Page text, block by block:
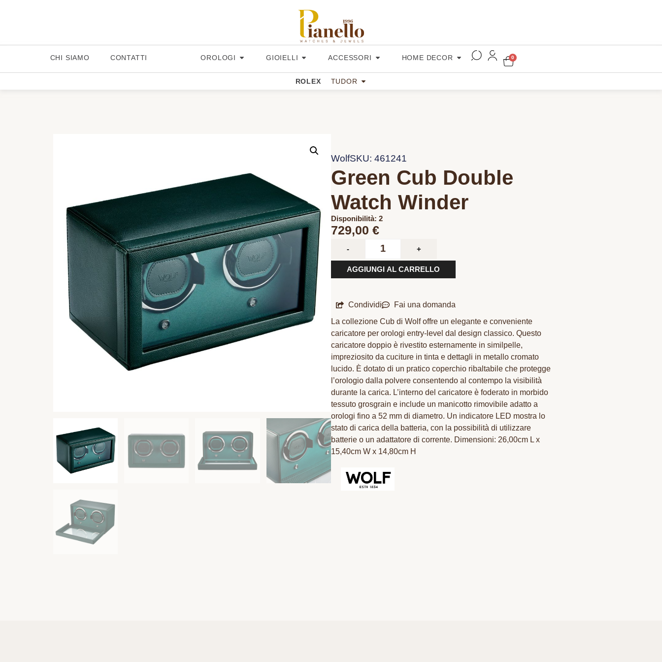
CHI SIAMO CONTATTI OROLOGI GIOIELLI ACCESSORI HOME DECOR 0
ROLEX TUDOR
WolfSKU: 461241
Green Cub Double
Watch Winder
Disponibilità: 2
729,00 €
- +
AGGIUNGI AL CARRELLO
Condividi
Fai una domanda
La collezione Cub di Wolf offre un elegante e conveniente
caricatore per orologi entry-level dal design classico. Questo
caricatore doppio è rivestito esternamente in similpelle,
impreziosito da cuciture in tinta e dettagli in metallo cromato
lucido. È dotato di un pratico coperchio ribaltabile che protegge
l’orologio dalla polvere consentendo al contempo la visibilità
durante la carica. L’interno del caricatore è foderato in morbido
tessuto grosgrain e include un manicotto rimovibile adatto a
orologi fino a 52 mm di diametro. Un indicatore LED mostra lo
stato di carica della batteria, con la possibilità di utilizzare
batterie o un adattatore di corrente. Dimensioni: 26,00cm L x
15,40cm W x 14,80cm H